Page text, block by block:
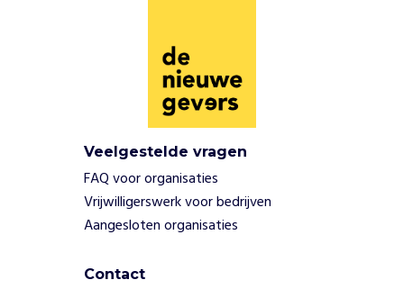
Veelgestelde vragen
FAQ voor organisaties
Vrijwilligerswerk voor bedrijven
Aangesloten organisaties
Contact